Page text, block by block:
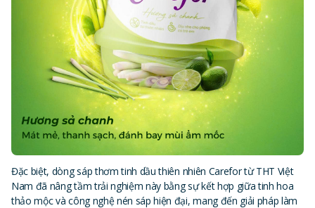
Đặc biệt, dòng sáp thơm tinh dầu thiên nhiên Carefor từ THT Việt
Nam đã nâng tầm trải nghiệm này bằng sự kết hợp giữa tinh hoa
thảo mộc và công nghệ nén sáp hiện đại, mang đến giải pháp làm